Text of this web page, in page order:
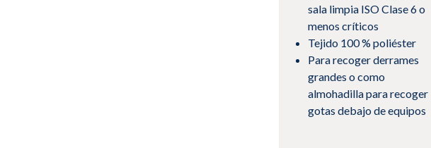
sala limpia ISO Clase 6 o
menos críticos
Tejido 100 % poliéster
Para recoger derrames
grandes o como
almohadilla para recoger
gotas debajo de equipos